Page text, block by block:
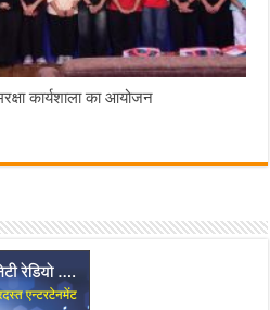
कार्यशाला का आयोजन